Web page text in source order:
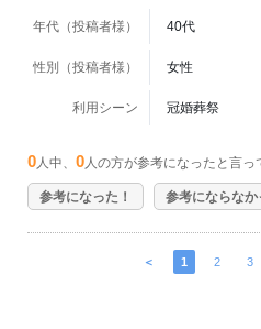
年代（投稿者様） 40代
性別（投稿者様） 女性
利用シーン 冠婚葬祭
0 人中、 0 人の方が参考になったと言っ
参考になった！ 参考にならなか
＜ 1 2 3